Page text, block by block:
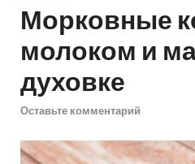
Морковные
молоком и
духовке
Оставьте комментарий